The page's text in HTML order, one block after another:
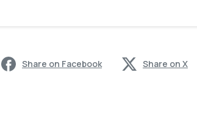
Share on Facebook Share on X